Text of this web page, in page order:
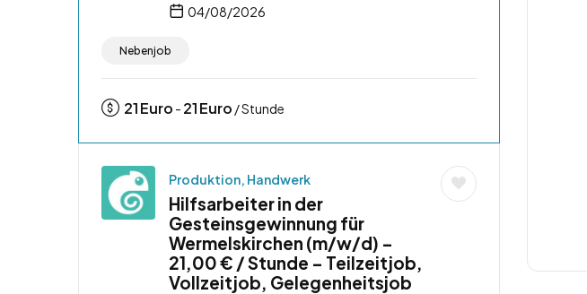
04/08/2026
Nebenjob
21Euro - 21Euro / Stunde
Produktion, Handwerk
Hilfsarbeiter in der
Gesteinsgewinnung für
Wermelskirchen (m/w/d) –
21,00 € / Stunde – Teilzeitjob,
Vollzeitjob, Gelegenheitsjob